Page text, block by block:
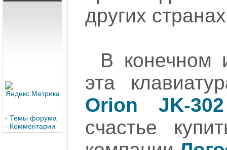
- Темы форума
- Комментарии
других
В конечном
эта
Orion JK-302
счастье